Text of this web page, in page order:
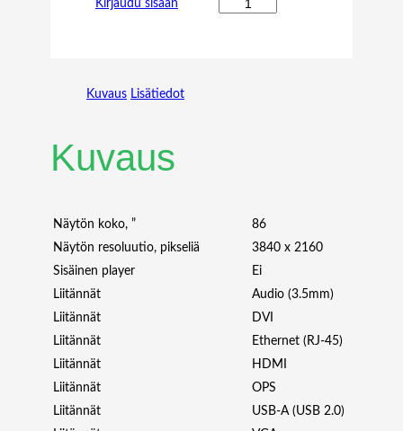
Kirjaudu sisään
Kuvaus Lisätiedot
Kuvaus
Näytön koko, ”
86
Näytön resoluutio, pikseliä
3840 x 2160
Sisäinen player
Ei
Liitännät
Audio (3.5mm)
Liitännät
DVI
Liitännät
Ethernet (RJ-45)
Liitännät
HDMI
Liitännät
OPS
Liitännät
USB-A (USB 2.0)